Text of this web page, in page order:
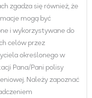
zgadza się również, że
mogą być
i wykorzystywane do
celów przez
określonego w
Pana/Pani polisy
Należy zapoznać